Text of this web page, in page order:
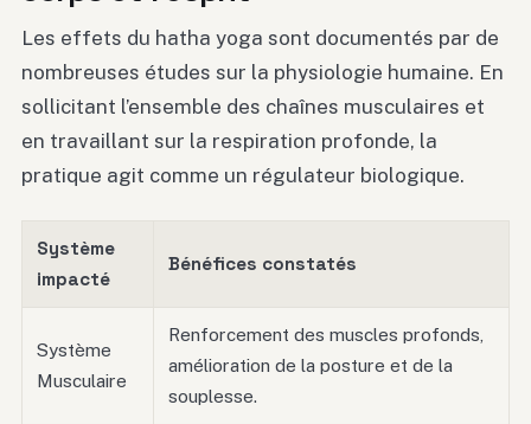
Les effets du hatha yoga sont documentés par de
nombreuses études sur la physiologie humaine. En
sollicitant l’ensemble des chaînes musculaires et
en travaillant sur la respiration profonde, la
pratique agit comme un régulateur biologique.
Système
impacté
Bénéfices constatés
Système
Musculaire
Renforcement des muscles profonds,
amélioration de la posture et de la
souplesse.